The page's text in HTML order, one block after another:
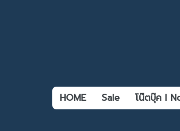
HOME Sale โน๊ตบุ๊ค l